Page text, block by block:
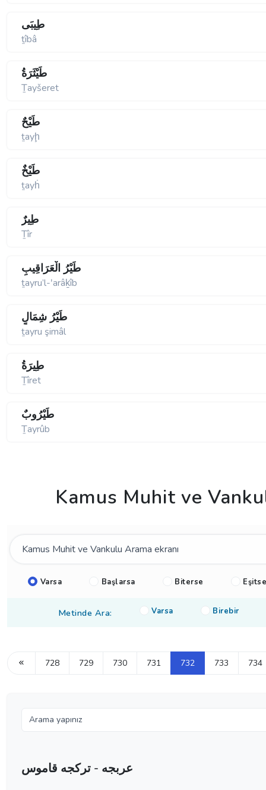
طِيبَى
ṯîbâ
طَيْثَرَةُ
Ṯayšeret
طَيْحٌ
ṯayḩ
طَيْخٌ
ṯayḣ
طِيرٌ
Ṯîr
طَيْرُ الْعَرَاقِيبِ
ṯayru’l-ʹarâḵîb
طَيْرُ شِمَالٍ
ṯayru şimâl
طِيرَةُ
Ṯîret
طَيْرُوبٌ
Ṯayrûb
Kamus Muhit ve
Varsa Başlarsa Biterse
Metinde Ara: Varsa Birebir
728 729 730 731 732 733 734
عربجه - تركجه قاموس